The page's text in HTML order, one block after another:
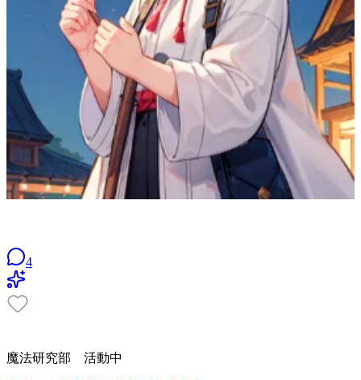
4
魔法研究部 活動中